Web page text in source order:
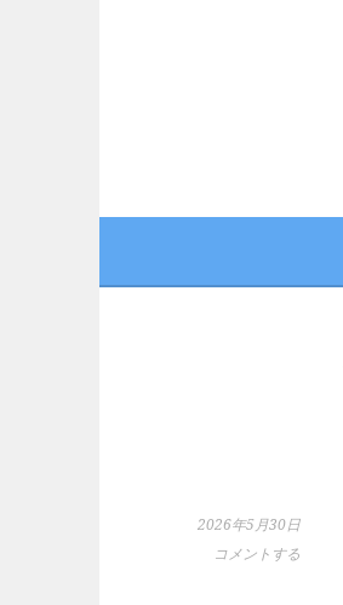
キ
2026年5月30日
コメントする